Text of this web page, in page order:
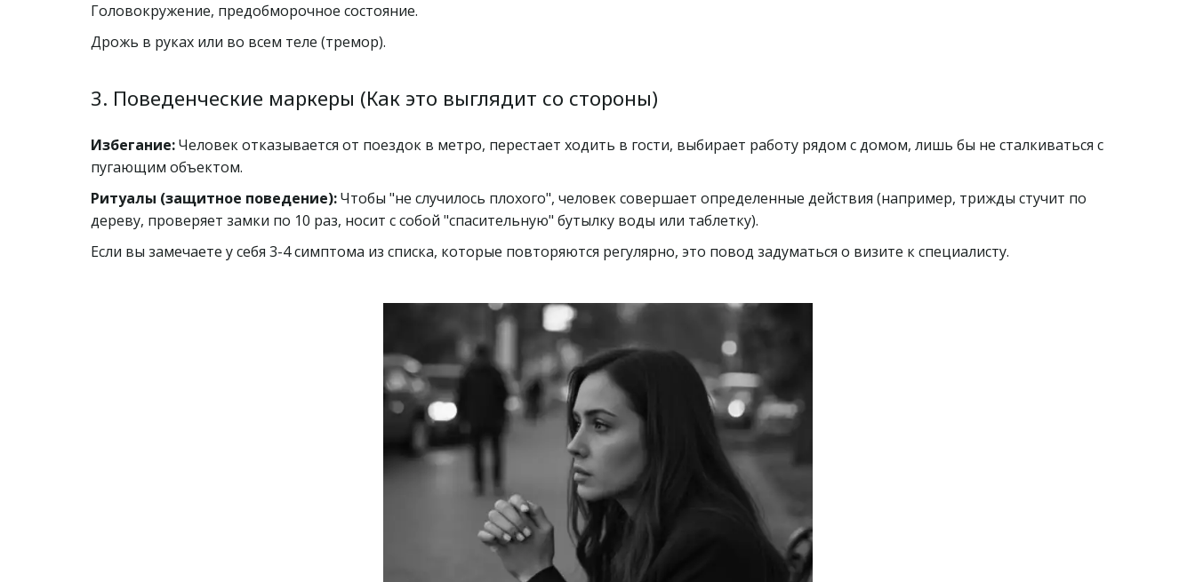
Головокружение, предобморочное состояние.
Дрожь в руках или во всем теле (тремор).
3. Поведенческие маркеры (Как это выглядит со стороны)
Избегание: Человек отказывается от поездок в метро, перестает ходить в гости, выбирает работу рядом с домом, лишь бы не сталкиваться с
пугающим объектом.
Ритуалы (защитное поведение): Чтобы "не случилось плохого", человек совершает определенные действия (например, трижды стучит по
дереву, проверяет замки по 10 раз, носит с собой "спасительную" бутылку воды или таблетку).
Если вы замечаете у себя 3-4 симптома из списка, которые повторяются регулярно, это повод задуматься о визите к специалисту.